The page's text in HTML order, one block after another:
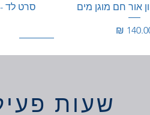
אור חם מוגן מים
סרט לד -
שעות